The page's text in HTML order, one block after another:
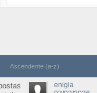
Ascendente (a-z)
enigla